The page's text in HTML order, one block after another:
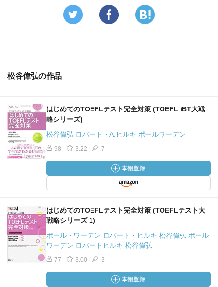
松谷偉弘の作品
はじめてのTOEFLテスト完全対策 (TOEFL iBT大戦
略シリーズ)
松谷偉弘 ロバート・A.ヒルキ ポールワーデン
98 3.22 7
はじめてのTOEFLテスト完全対策 (TOEFLテスト大
戦略シリーズ 1)
ポール・ワーデン ロバート・ヒルキ 松谷偉弘 ポール
ワーデン ロバートヒルキ 松谷偉弘
77 3.00 3